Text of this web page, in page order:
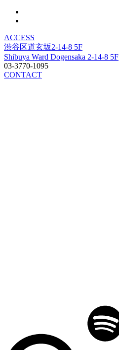
ACCESS
渋谷区道玄坂2-14-8 5F
Shibuya Ward Dogensaka 2-14-8 5F
03-3770-1095
CONTACT